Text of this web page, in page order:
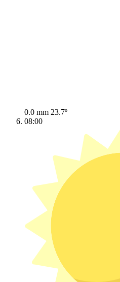
0.0 mm 23.7º
08:00